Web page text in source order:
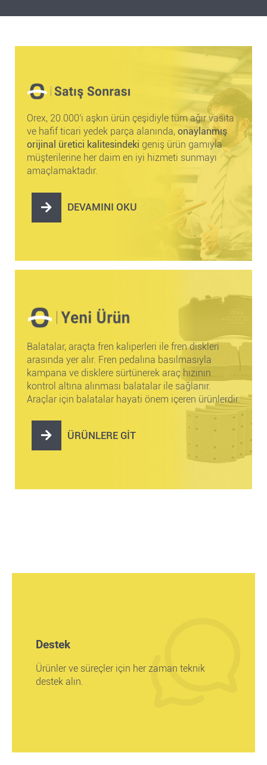
Orex, 20.000'i aşkın ürün çeşidiyle tüm ağır vasıta
ve hafif ticari yedek parça alanında, onaylanmış
orijinal üretici kalitesindeki geniş ürün gamıyla
müşterilerine her daim en iyi hizmeti sunmayı
amaçlamaktadır.
DEVAMINI OKU
satış
Balatalar, araçta fren kaliperleri ile fren diskleri
arasında yer alır. Fren pedalına basılmasıyla
kampana ve disklere sürtünerek araç hızının
kontrol altına alınması balatalar ile sağlanır.
Araçlar için balatalar hayati önem içeren ürünlerdir.
ÜRÜNLERE GİT
Destek
Ürünler ve süreçler için her zaman teknik
destek alın.